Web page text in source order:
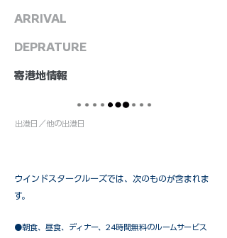
ARRIVAL
DEPRATURE
​寄港地情報
出港日／他の出港日
ウインドスタークルーズでは、次のものが含まれま
す。
●朝食、昼食、ディナー、24時間無料のルームサービス